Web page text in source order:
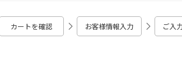
カートを確認 お客様情報入力 ご入